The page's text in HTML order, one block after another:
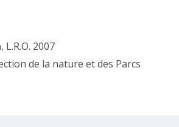
2007
de la nature et des Parcs